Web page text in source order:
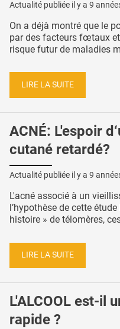
Actualité publiée il y a 9
On a déjà montré que le
par des facteurs fœtaux
risque futur de maladies
LIRE LA SUITE
ACNÉ: L'espoir
cutané retardé?
Actualité publiée il y a 9
L'acné associé à un
l’hypothèse de cette
histoire » de télomères,
LIRE LA SUITE
L'ALCOOL est-il
rapide ?